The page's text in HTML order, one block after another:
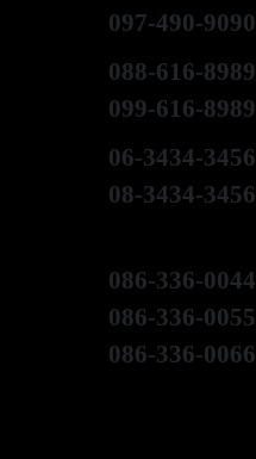
097-490-9090
088-616-8989
099-616-8989
06-3434-3456
08-3434-3456
086-336-0044
086-336-0055
086-336-0066